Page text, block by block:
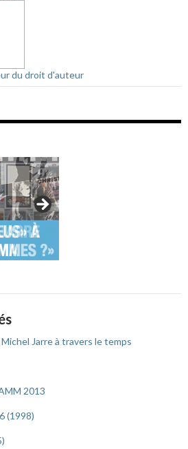
du droit d'auteur
Jarre à travers le temps
2013
(1998)